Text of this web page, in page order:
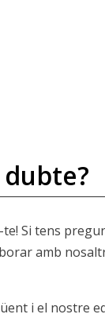
Si tens
amb
i el nostre